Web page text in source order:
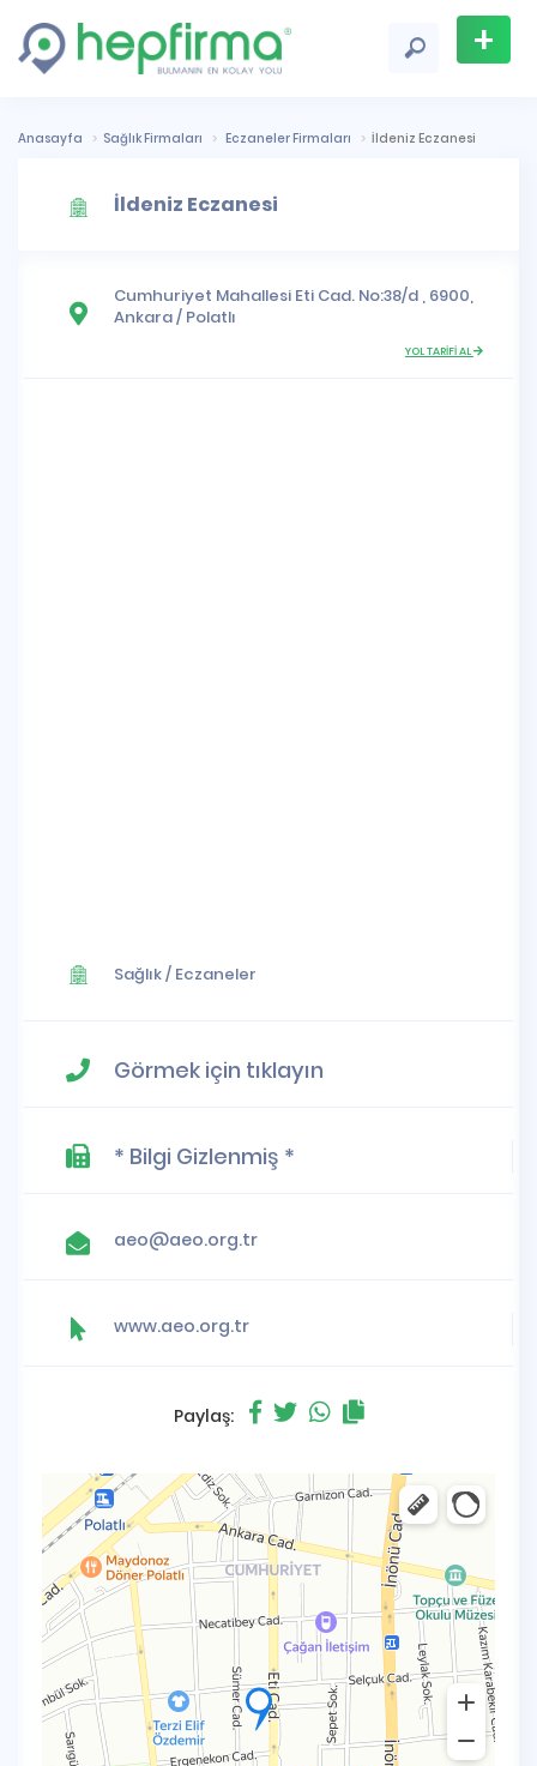
+
Ekle
Anasayfa Sağlık Firmaları Eczaneler Firmaları İldeniz Eczanesi
İldeniz Eczanesi
Cumhuriyet Mahallesi Eti Cad. No:38/d , 6900,
Ankara/ Polatlı
YOL TARİFİ AL
Sağlık/ Eczaneler
Görmek için tıklayın
* Bilgi Gizlenmiş *
aeo@aeo.org.tr
www.aeo.org.tr
Paylaş: